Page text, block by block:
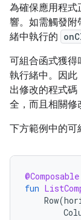
為確保應用程式
響。如需觸發附
緒中執行的
可組合函式獲得
執行緒中。因此
出修改的程式
全，而且相關修
下方範例中的可
@Composable
fun
Row(